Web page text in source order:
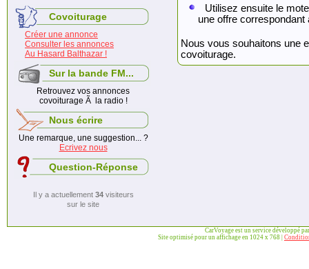
Covoiturage
Créer une annonce
Consulter les annonces
Au Hasard Balthazar !
Sur la bande FM...
Retrouvez vos annonces
covoiturage Ã la radio !
Nous écrire
Une remarque, une suggestion... ?
Ecrivez nous
Question-Réponse
Il y a actuellement 34visiteurs
sur le site
Utilisez ensuite le
une offre
Nous vous souhaitons une
covoiturage.
CarVoyage est un service développé
Site optimisé pour un affichage en 1024 x 768 |